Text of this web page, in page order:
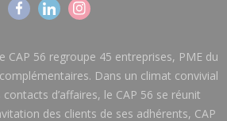
CAP 56 regroupe 45 entreprises, PME du
Dans un climat convivial
d’affaires, le CAP 56 se réunit
des clients de ses adhérents, CAP